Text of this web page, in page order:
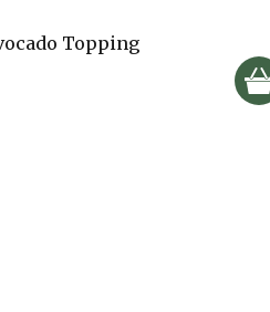
Topping